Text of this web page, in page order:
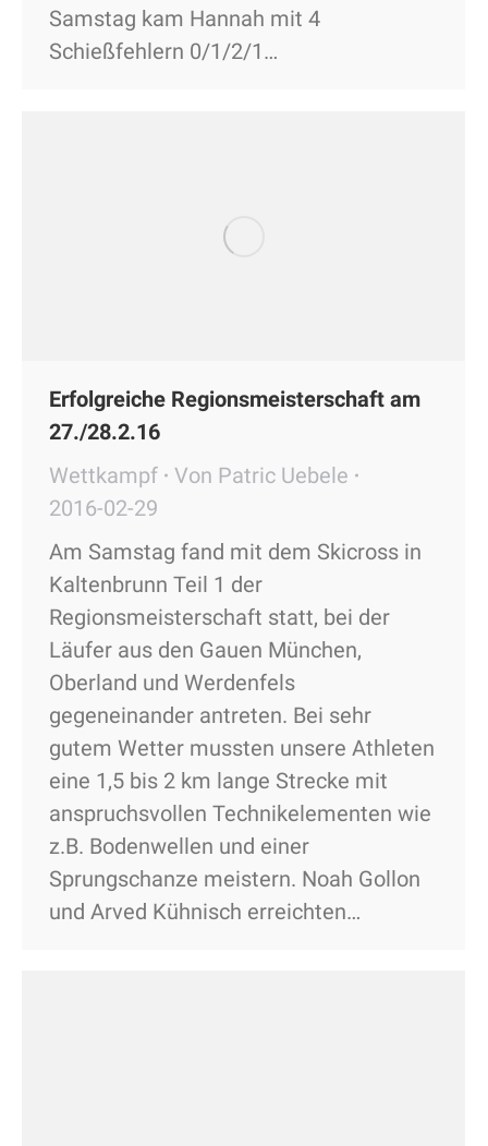
Samstag kam Hannah mit 4
Schießfehlern 0/1/2/1…
Erfolgreiche Regionsmeisterschaft am
27./28.2.16
Wettkampf
Von Patric Uebele
2016-02-29
Am Samstag fand mit dem Skicross in
Kaltenbrunn Teil 1 der
Regionsmeisterschaft statt, bei der
Läufer aus den Gauen München,
Oberland und Werdenfels
gegeneinander antreten. Bei sehr
gutem Wetter mussten unsere Athleten
eine 1,5 bis 2 km lange Strecke mit
anspruchsvollen Technikelementen wie
z.B. Bodenwellen und einer
Sprungschanze meistern. Noah Gollon
und Arved Kühnisch erreichten…